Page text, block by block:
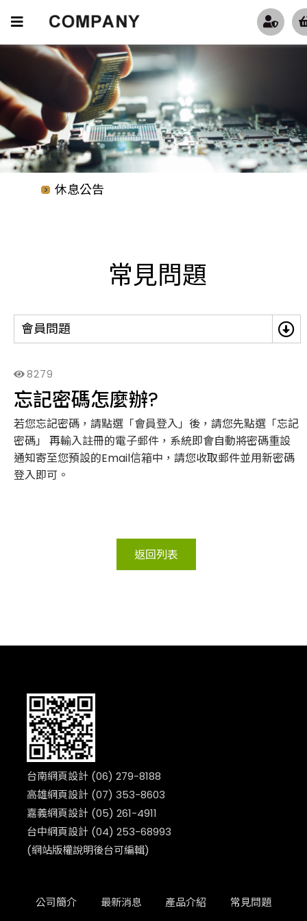
防疫政策
休息公告
常見問題
會員問題
8279
忘記密碼怎麼辦?
若您忘記密碼，請點選「會員登入」後，請您先點選「忘記
密碼」 再輸入註冊的電子郵件，系統即會自動將密碼重設
通知寄至您預設的Email信箱中，請您收取郵件並用新密碼
登入即可。
返回列表
台南網頁設計 (06) 279-8188
高雄網頁設計 (07) 353-8603
嘉義網頁設計 (05) 261-4911
台中網頁設計 (04) 253-68993
(網站版權說明後台可編輯)
公司簡介 最新消息 產品介紹
常見問題